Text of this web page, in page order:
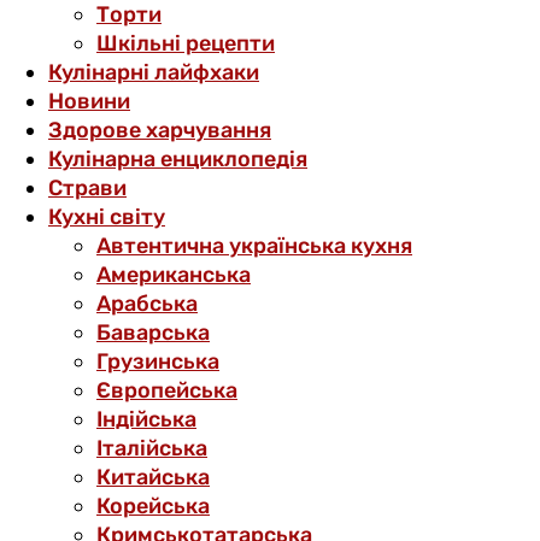
Торти
Шкільні рецепти
Кулінарні лайфхаки
Новини
Здорове харчування
Кулінарна енциклопедія
Страви
Кухні світу
Автентична українська кухня
Американська
Арабська
Баварська
Грузинська
Європейська
Індійська
Італійська
Китайська
Корейська
Кримськотатарська